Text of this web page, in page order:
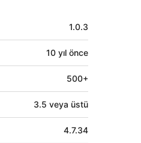
1.0.3
10 yıl önce
500+
3.5 veya üstü
4.7.34